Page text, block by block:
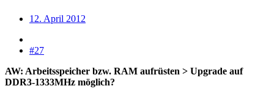
12. April 2012
#27
AW: Arbeitsspeicher bzw. RAM aufrüsten > Upgrade auf
DDR3-1333MHz möglich?